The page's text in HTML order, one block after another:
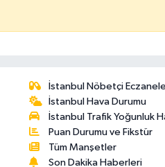
İstanbul Nöbetçi
İstanbul Hava Durumu
İstanbul Trafik Yoğunluk
Puan Durumu ve Fikstür
Tüm Manşetler
Son Dakika Haberleri